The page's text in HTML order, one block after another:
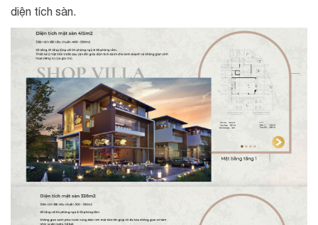
diện tích sàn.